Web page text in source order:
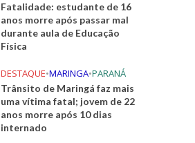
Fatalidade: estudante de 16
anos morre após passar mal
durante aula de Educação
Física
DESTAQUE•MARINGA•PARANÁ
Trânsito de Maringá faz mais
uma vítima fatal; jovem de 22
anos morre após 10 dias
internado